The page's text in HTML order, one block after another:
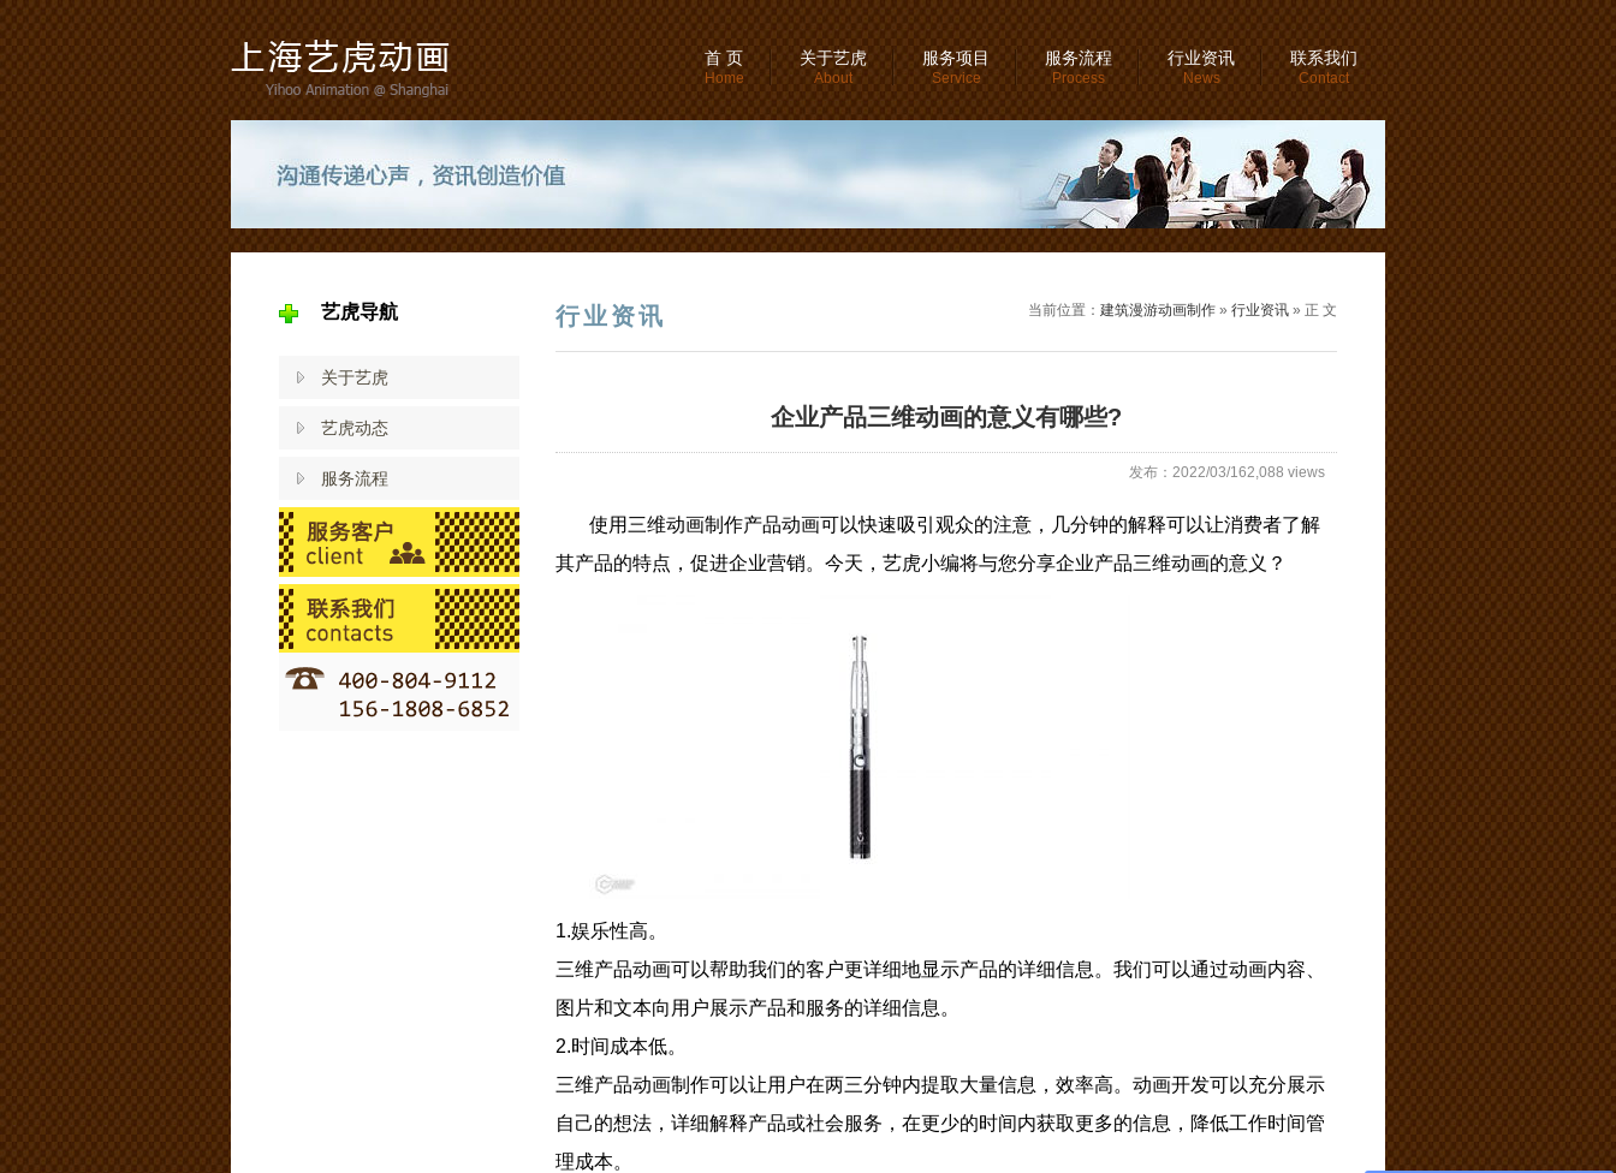
首 页
Home
关于艺虎
About
服务项目
Service
服务流程
Process
行业资讯
News
联系我们
Contact
艺虎导航
关于艺虎
艺虎动态
服务流程
行业资讯 当前位置： 建筑漫游动画制作 » 行业资讯 » 正 文
企业产品三维动画的意义有哪些?
发布：2022/03/162,088 views
使用三维动画制作产品动画可以快速吸引观众的注意，几分钟的解释可以让消费者了解
其产品的特点，促进企业营销。今天，艺虎小编将与您分享企业产品三维动画的意义？
1.娱乐性高。
三维产品动画可以帮助我们的客户更详细地显示产品的详细信息。我们可以通过动画内容、
图片和文本向用户展示产品和服务的详细信息。
2.时间成本低。
三维产品动画制作可以让用户在两三分钟内提取大量信息，效率高。动画开发可以充分展示
自己的想法，详细解释产品或社会服务，在更少的时间内获取更多的信息，降低工作时间管
理成本。